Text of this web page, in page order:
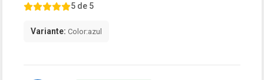
5 de 5
Variante: Color:azul